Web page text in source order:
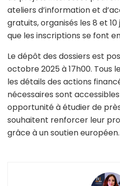
ateliers d’information et
gratuits, organisés les 8 et
que les inscriptions se font
Le dépôt des dossiers est
octobre 2025 à 17h00. Tous
les détails des actions
nécessaires sont
opportunité à étudier de
souhaitent renforcer leur
grâce à un soutien européen.